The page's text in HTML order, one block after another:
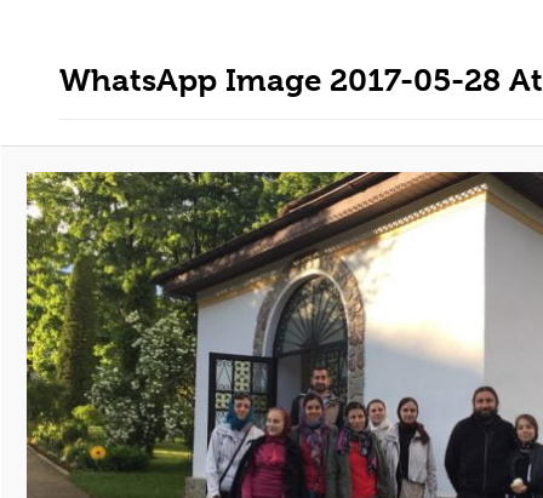
WhatsApp Image 2017-05-28